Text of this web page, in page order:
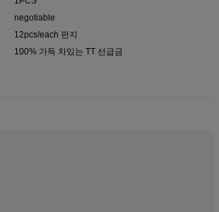
negotiable
12pcs/each 판지
100% 가득 차있는 TT 선급금